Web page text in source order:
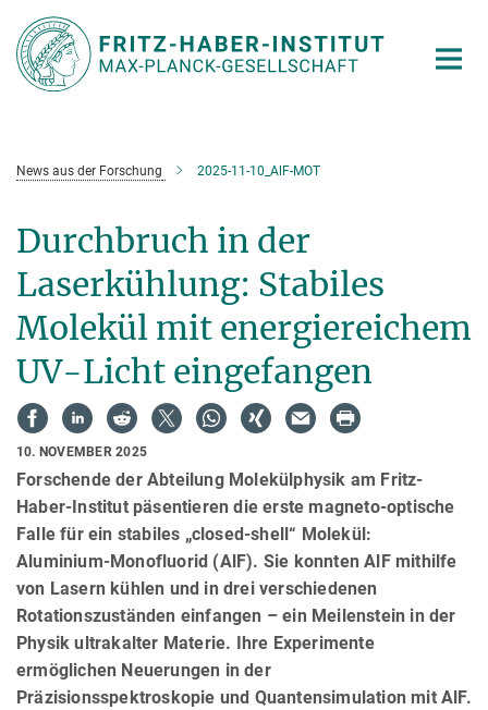
Hauptinhalt
News aus der Forschung 2025-11-10_AlF-MOT
Durchbruch in der
Laserkühlung: Stabiles
Molekül mit energiereichem
UV-Licht eingefangen
10. NOVEMBER 2025
Forschende der Abteilung Molekülphysik am Fritz-
Haber-Institut päsentieren die erste magneto-optische
Falle für ein stabiles „closed-shell“ Molekül:
Aluminium‑Monofluorid (AlF). Sie konnten AlF mithilfe
von Lasern kühlen und in drei verschiedenen
Rotationszuständen einfangen – ein Meilenstein in der
Physik ultrakalter Materie. Ihre Experimente
ermöglichen Neuerungen in der
Präzisionsspektroskopie und Quantensimulation mit AlF.